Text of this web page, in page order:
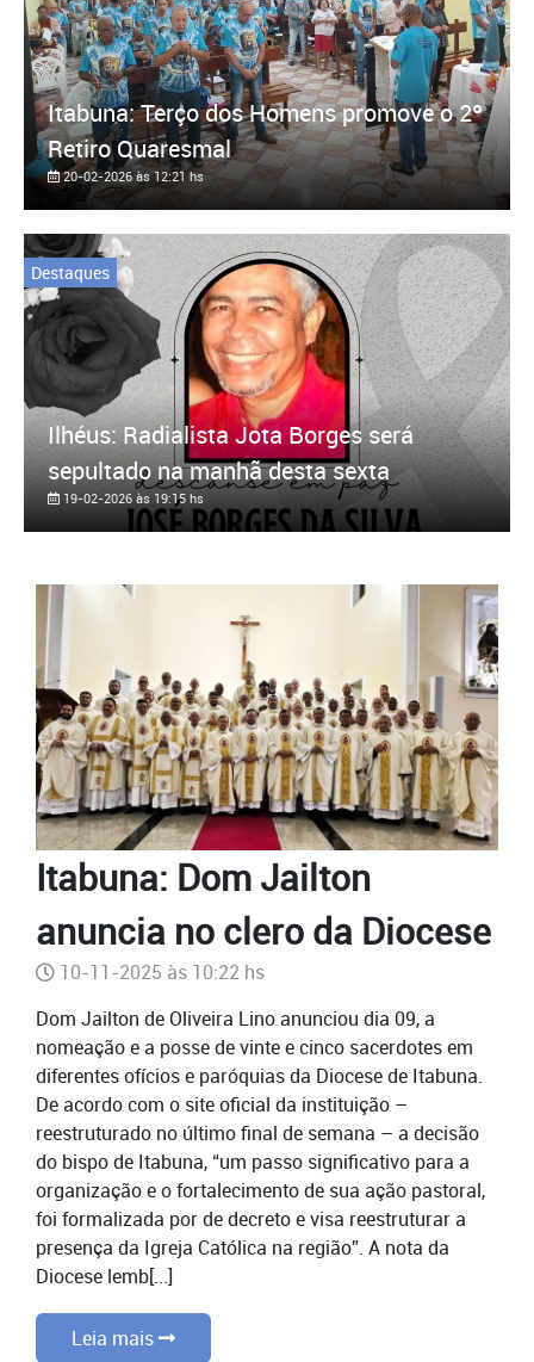
Itabuna: Terço dos Homens promove o 2º
Retiro Quaresmal
20-02-2026 às 12:21 hs
Destaques
Ilhéus: Radialista Jota Borges será
sepultado na manhã desta sexta
19-02-2026 às 19:15 hs
Itabuna: Dom Jailton
anuncia no clero da Diocese
10-11-2025 às 10:22 hs
Dom Jailton de Oliveira Lino anunciou dia 09, a
nomeação e a posse de vinte e cinco sacerdotes em
diferentes ofícios e paróquias da Diocese de Itabuna.
De acordo com o site oficial da instituição –
reestruturado no último final de semana – a decisão
do bispo de Itabuna, “um passo significativo para a
organização e o fortalecimento de sua ação pastoral,
foi formalizada por de decreto e visa reestruturar a
presença da Igreja Católica na região”. A nota da
Diocese lemb[...]
Leia mais